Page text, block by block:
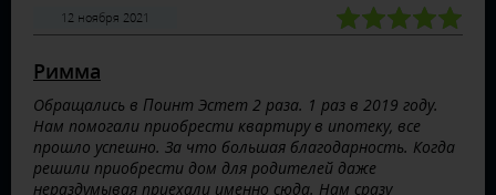
12 ноября 2021
Римма
Обращались в Поинт Эстет 2 раза. 1 раз в 2019 году.
Нам помогали приобрести квартиру в ипотеку, все
прошло успешно. За что большая благодарность. Когда
решили приобрести дом для родителей даже
нераздумывая приехали именно сюда. Нам сразу